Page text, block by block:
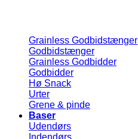
Grainless Godbidstænger
Godbidstænger
Grainless Godbidder
Godbidder
Hø Snack
Urter
Grene & pinde
Baser
Udendørs